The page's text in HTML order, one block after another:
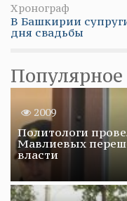
Хронограф
В Башкирии
дня свадьбы
Популярное
2009
Политологи
Мавлиевых
власти